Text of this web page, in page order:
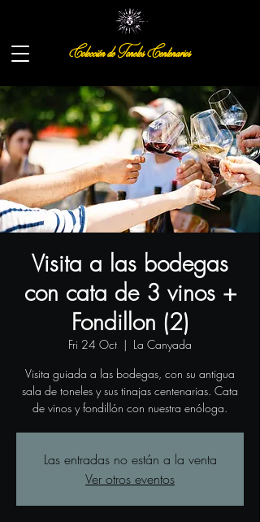
Colección de Toneles Centenarios
Visita a las bodegas
con cata de 3 vinos +
Fondillon (2)
Fri 24 Oct
  |
La Canyada
Visita guiada a las bodegas, con su antigua
sala de toneles y sus tinajas centenarias. Cata
de vinos y fondillón con nuestra enóloga.
Las entradas no están a la venta
Ver otros eventos